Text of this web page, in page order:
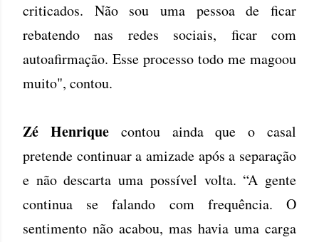
criticados. Não sou uma pessoa de ficar
rebatendo nas redes sociais, ficar com
autoafirmação. Esse processo todo me magoou
muito", contou.
Zé Henrique contou ainda que o casal
pretende continuar a amizade após a separação
e não descarta uma possível volta. “A gente
continua se falando com frequência. O
sentimento não acabou, mas havia uma carga